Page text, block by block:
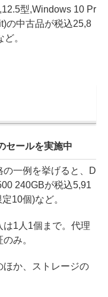
型,Windows 10 Pr
の中古品が税込25,8
。
セールを実施中
一例を挙げると、D
240GBが税込5,91
10個)など。
1人1個まで。代理
み。
か、ストレージの